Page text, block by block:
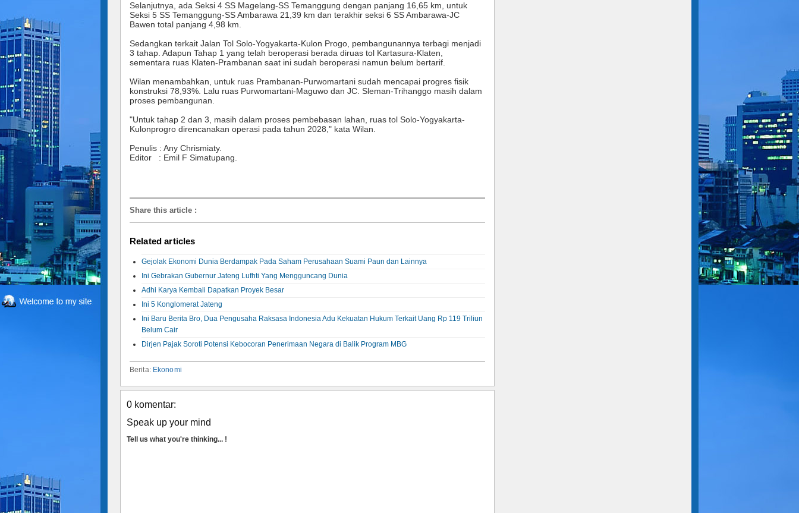
Selanjutnya, ada Seksi 4 SS Magelang-SS Temanggung dengan panjang 16,65 km, untuk
Seksi 5 SS Temanggung-SS Ambarawa 21,39 km dan terakhir seksi 6 SS Ambarawa-JC
Bawen total panjang 4,98 km.
Sedangkan terkait Jalan Tol Solo-Yogyakarta-Kulon Progo, pembangunannya terbagi menjadi
3 tahap. Adapun Tahap 1 yang telah beroperasi berada diruas tol Kartasura-Klaten,
sementara ruas Klaten-Prambanan saat ini sudah beroperasi namun belum bertarif.
Wilan menambahkan, untuk ruas Prambanan-Purwomartani sudah mencapai progres fisik
konstruksi 78,93%. Lalu ruas Purwomartani-Maguwo dan JC. Sleman-Trihanggo masih dalam
proses pembangunan.
"Untuk tahap 2 dan 3, masih dalam proses pembebasan lahan, ruas tol Solo-Yogyakarta-
Kulonprogro direncanakan operasi pada tahun 2028," kata Wilan.
Penulis : Any Chrismiaty.
Editor : Emil F Simatupang.
Share this article :
Related articles
Gejolak Ekonomi Dunia Berdampak Pada Saham Perusahaan Suami Paun dan Lainnya
Ini Gebrakan Gubernur Jateng Lufhti Yang Mengguncang Dunia
Adhi Karya Kembali Dapatkan Proyek Besar
Ini 5 Konglomerat Jateng
Ini Baru Berita Bro, Dua Pengusaha Raksasa Indonesia Adu Kekuatan Hukum Terkait Uang Rp 119 Triliun
Belum Cair
Dirjen Pajak Soroti Potensi Kebocoran Penerimaan Negara di Balik Program MBG
Berita: Ekonomi
0 komentar:
Speak up your mind
Tell us what you're thinking... !